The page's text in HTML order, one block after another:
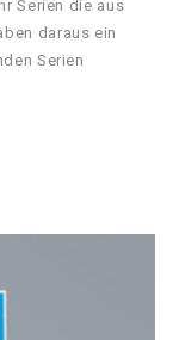
Serien die aus
daraus ein
Serien